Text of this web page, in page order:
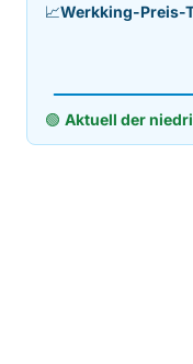
📈Werkking-Preis-
🟢 Aktuell der